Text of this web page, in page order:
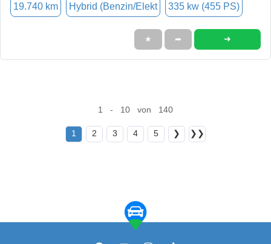
19.740 km Hybrid (Benzin/Elekt 335 kw (455 PS)
★ ➦ ➜
1 - 10 von 140
1 2 3 4 5 ❯ ❯❯